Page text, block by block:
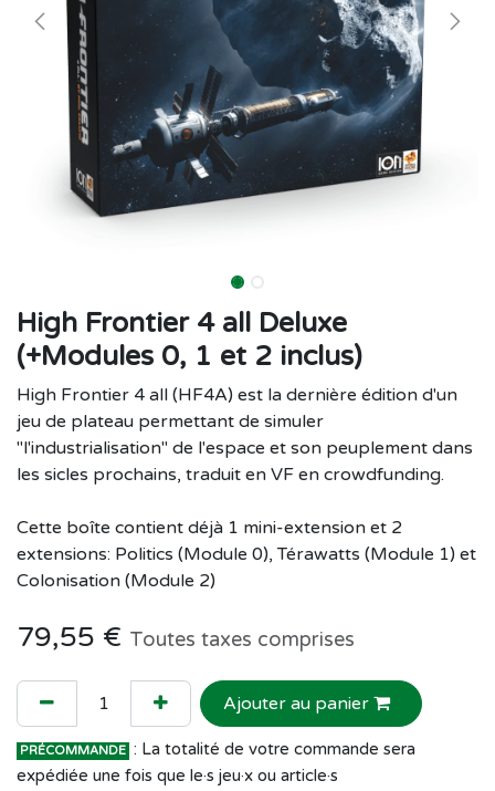
High Frontier 4 all Deluxe
(+Modules 0, 1 et 2 inclus)
High Frontier 4 all (HF4A) est la dernière édition d'un
jeu de plateau permettant de simuler
"l'industrialisation" de l'espace et son peuplement dans
les sicles prochains, traduit en VF en crowdfunding.
Cette boîte contient déjà 1 mini-extension et 2
extensions: Politics (Module 0), Térawatts (Module 1) et
Colonisation (Module 2)
79,55 € Toutes taxes comprises
Ajouter au panier
PRÉCOMMANDE : La totalité de votre commande sera
expédiée une fois que le·s jeu·x ou article·s